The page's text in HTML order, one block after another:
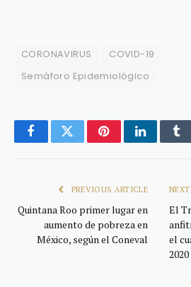
CORONAVIRUS
COVID-19
Semáforo Epidemiológico
FacebookTwitterPinterestLinkedIn
PREVIOUS ARTICLE
Quintana Roo primer lugar en
aumento de pobreza en
México, según el Coneval
El
el
2020